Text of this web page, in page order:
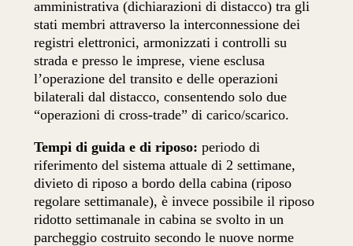
amministrativa (dichiarazioni di distacco) tra gli
stati membri attraverso la interconnessione dei
registri elettronici, armonizzati i controlli su
strada e presso le imprese, viene esclusa
l’operazione del transito e delle operazioni
bilaterali dal distacco, consentendo solo due
“operazioni di cross-trade” di carico/scarico.
Tempi di guida e di riposo: periodo di
riferimento del sistema attuale di 2 settimane,
divieto di riposo a bordo della cabina (riposo
regolare settimanale), è invece possibile il riposo
ridotto settimanale in cabina se svolto in un
parcheggio costruito secondo le nuove norme